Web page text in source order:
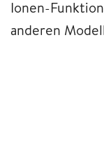
Ionen-
anderen